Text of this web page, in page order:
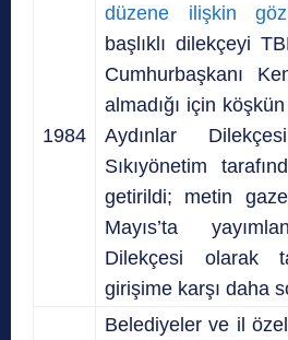
1984
düzene ilişkin
başlıklı dilekçeyi
Cumhurbaşkanı
almadığı için köşkün
Aydınlar
Sıkıyönetim
getirildi; metin
Mayıs’ta
Dilekçesi olarak
girişime karşı daha
Belediyeler ve il